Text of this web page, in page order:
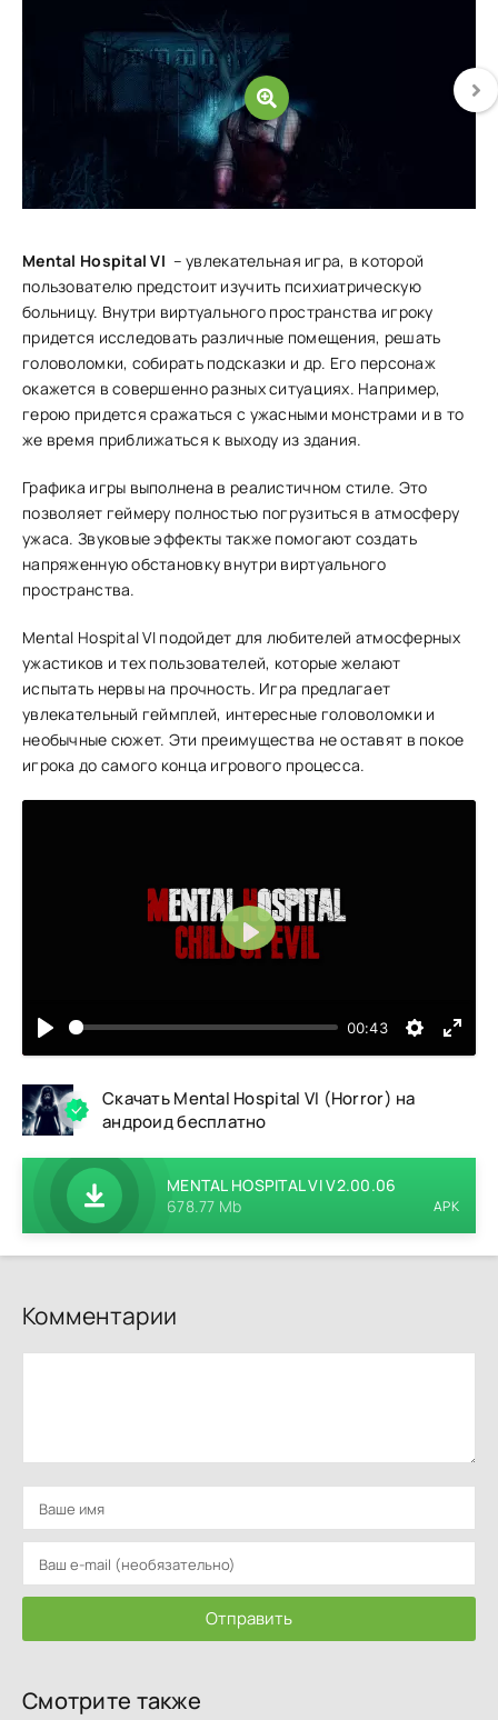
Mental Hospital VI – увлекательная игра, в которой
пользователю предстоит изучить психиатрическую
больницу. Внутри виртуального пространства игроку
придется исследовать различные помещения, решать
головоломки, собирать подсказки и др. Его персонаж
окажется в совершенно разных ситуациях. Например,
герою придется сражаться с ужасными монстрами и в то
же время приближаться к выходу из здания.
Графика игры выполнена в реалистичном стиле. Это
позволяет геймеру полностью погрузиться в атмосферу
ужаса. Звуковые эффекты также помогают создать
напряженную обстановку внутри виртуального
пространства.
Mental Hospital VI подойдет для любителей атмосферных
ужастиков и тех пользователей, которые желают
испытать нервы на прочность. Игра предлагает
увлекательный геймплей, интересные головоломки и
необычные сюжет. Эти преимущества не оставят в покое
игрока до самого конца игрового процесса.
00:43
Воспроизвести
Скачать Mental Hospital VI (Horror) на
андроид бесплатно
MENTAL HOSPITAL VI V2.00.06
678.77 Mb
APK
Комментарии
Отправить
Смотрите также